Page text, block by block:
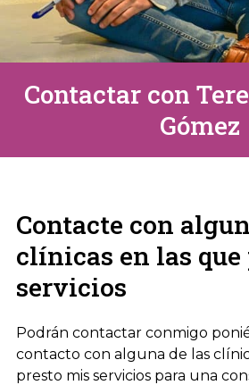
Contactar con
Gómez
Contacte con
clínicas en las
servicios
Podrán contactar conmigo
contacto con alguna de las
presto mis servicios para una